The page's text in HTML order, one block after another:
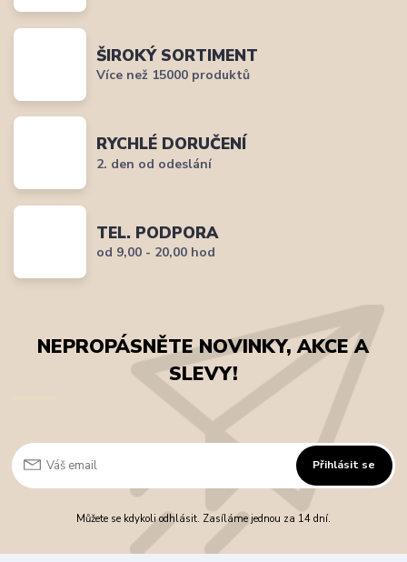
ŠIROKÝ SORTIMENT
Více než 15000 produktů
RYCHLÉ DORUČENÍ
2. den od odeslání
TEL. PODPORA
od 9,00 - 20,00 hod
NEPROPÁSNĚTE NOVINKY, AKCE A
SLEVY!
Přihlásit se
Můžete se kdykoli odhlásit. Zasíláme jednou za 14 dní.